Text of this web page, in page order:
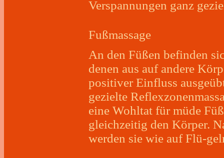
Verspannungen ganz
Fußmassage
An den Füßen befinden
denen aus auf andere
positiver Einfluss
gezielte
eine Wohltat für müde
gleichzeitig den Körper.
werden sie wie auf Flü-